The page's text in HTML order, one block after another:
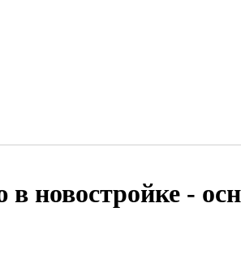
новостройке -